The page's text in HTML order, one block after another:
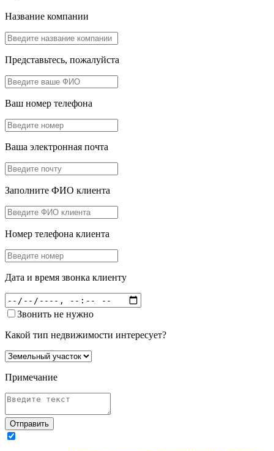
Название компании
Представьтесь, пожалуйста
Ваш номер телефона
Ваша электронная почта
Заполните ФИО клиента
Номер телефона клиента
Дата и время звонка клиенту
Звонить не нужно
Какой тип недвижимости интересует?
Примечание
Отправить